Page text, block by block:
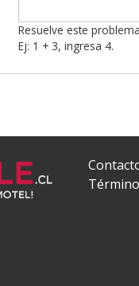
Resuelve este
Ej: 1 + 3, ingresa 4.